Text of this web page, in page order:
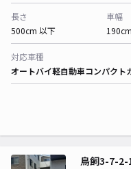
長さ
500cm 以下
車幅
対応車種
オートバイ軽自動車コンパクト
鳥飼3-7-2-